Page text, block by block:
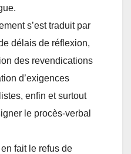
s’est traduit par
délais de réflexion,
des revendications
d’exigences
enfin et surtout
le procès-verbal
fait le refus de